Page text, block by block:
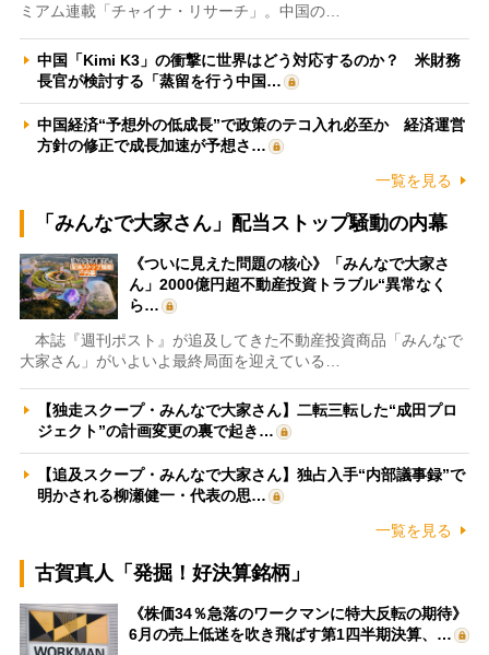
ミアム連載「チャイナ・リサーチ」。中国の…
中国「Kimi K3」の衝撃に世界はどう対応するのか？ 米財務
長官が検討する「蒸留を行う中国…
中国経済“予想外の低成長”で政策のテコ入れ必至か 経済運営
方針の修正で成長加速が予想さ…
一覧を見る
「みんなで大家さん」配当ストップ騒動の内幕
《ついに見えた問題の核心》「みんなで大家さ
ん」2000億円超不動産投資トラブル“異常なく
ら…
本誌『週刊ポスト』が追及してきた不動産投資商品「みんなで
大家さん」がいよいよ最終局面を迎えている…
【独走スクープ・みんなで大家さん】二転三転した“成田プロ
ジェクト”の計画変更の裏で起き…
【追及スクープ・みんなで大家さん】独占入手“内部議事録”で
明かされる柳瀬健一・代表の思…
一覧を見る
古賀真人「発掘！好決算銘柄」
《株価34％急落のワークマンに特大反転の期待》
6月の売上低迷を吹き飛ばす第1四半期決算、…